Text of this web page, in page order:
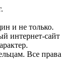
и не только.
интернет-сайт
Все права